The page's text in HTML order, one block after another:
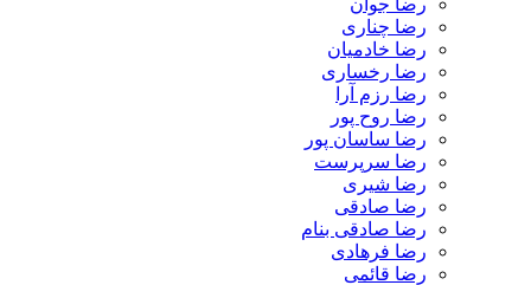
رضا جوان
رضا چناری
رضا خادمیان
رضا رخساری
رضا رزم آرا
رضا روح پور
رضا ساسان پور
رضا سرپرست
رضا شیری
رضا صادقی
رضا صادقی بنام
رضا فرهادی
رضا قائمی